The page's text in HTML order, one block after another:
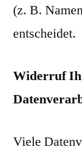
(z. B.
entscheidet.
Widerruf
Viele